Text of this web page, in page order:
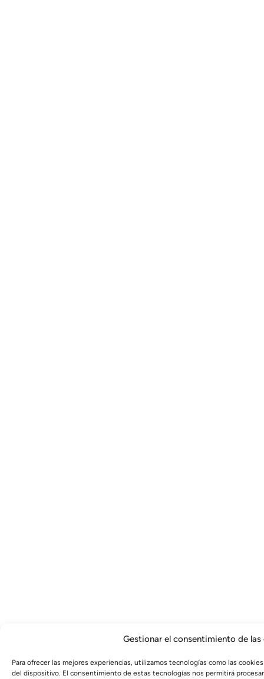
Gestionar el consentimiento de las
Para ofrecer las mejores experiencias, utilizamos tecnologías como las
del dispositivo. El consentimiento de estas tecnologías nos permitirá